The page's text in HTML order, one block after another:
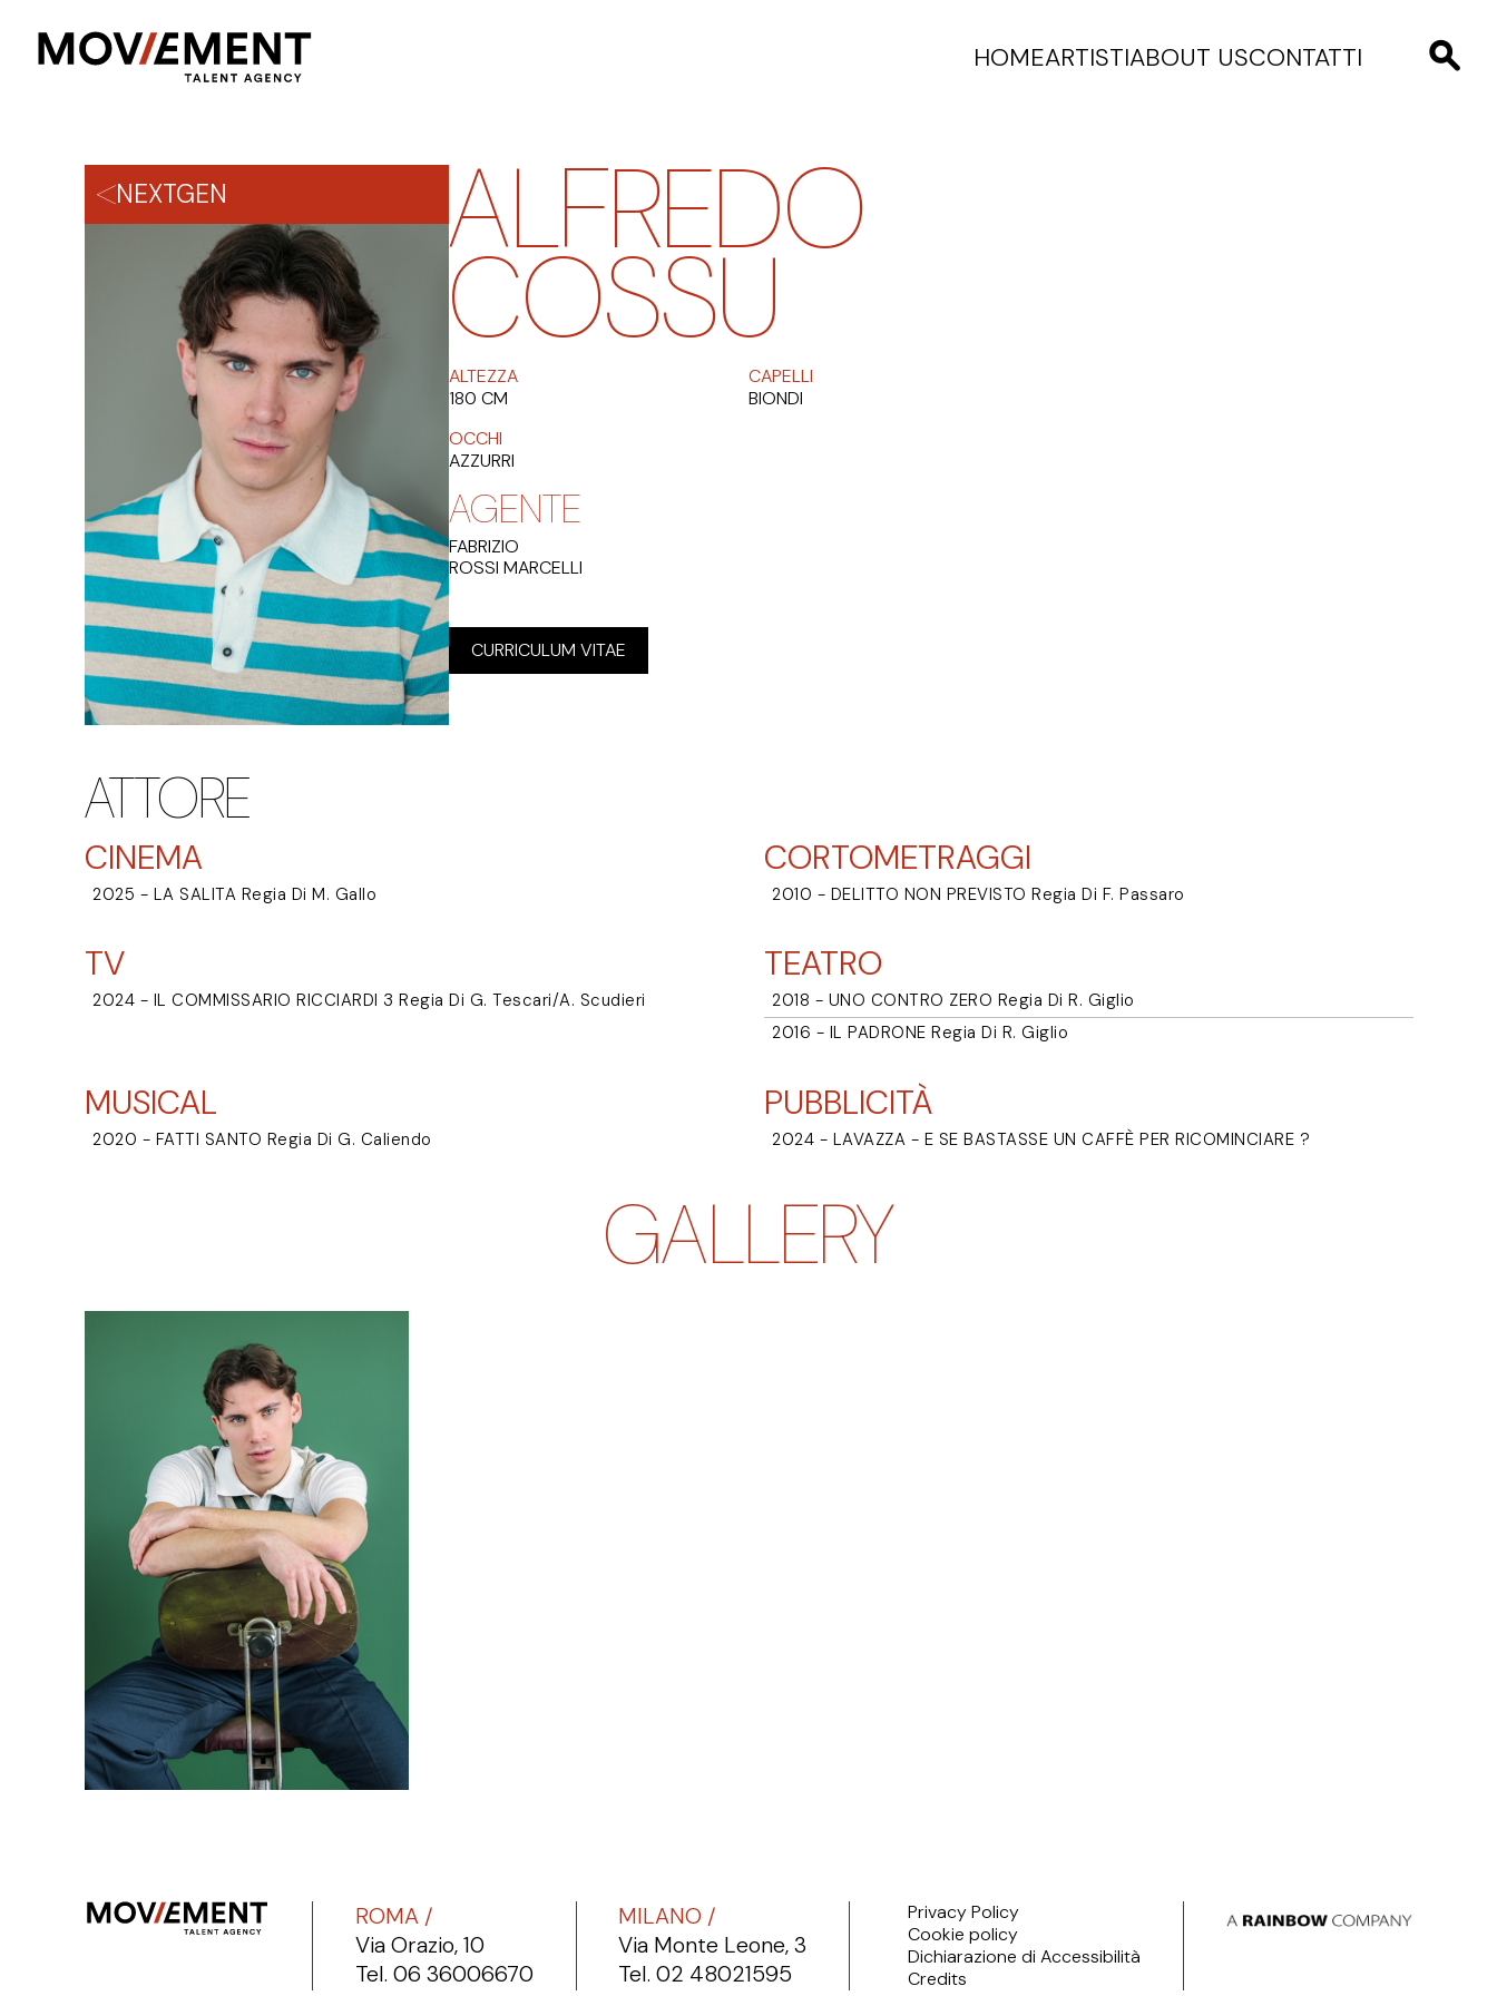
HOMEARTISTIABOUT USCONTATTI
NEXTGEN ALFREDO
COSSU
ALTEZZA
180 CM
CAPELLI
BIONDI
OCCHI
AZZURRI
AGENTE
FABRIZIO
ROSSI MARCELLI
CURRICULUM VITAE
ATTORE
CINEMA
2025 - LA SALITA Regia Di M. Gallo
CORTOMETRAGGI
2010 - DELITTO NON PREVISTO Regia Di F. Passaro
TV
2024 - IL COMMISSARIO RICCIARDI 3 Regia Di G. Tescari/A. Scudieri
TEATRO
2018 - UNO CONTRO ZERO Regia Di R. Giglio
2016 - IL PADRONE Regia Di R. Giglio
MUSICAL
2020 - FATTI SANTO Regia Di G. Caliendo
PUBBLICITÀ
2024 - LAVAZZA - E SE BASTASSE UN CAFFÈ PER RICOMINCIARE ?
GALLERY
ROMA /
Via Orazio, 10
Tel. 06 36006670
MILANO /
Via Monte Leone, 3
Tel. 02 48021595
Privacy Policy
Cookie policy
Dichiarazione di Accessibilità
Credits